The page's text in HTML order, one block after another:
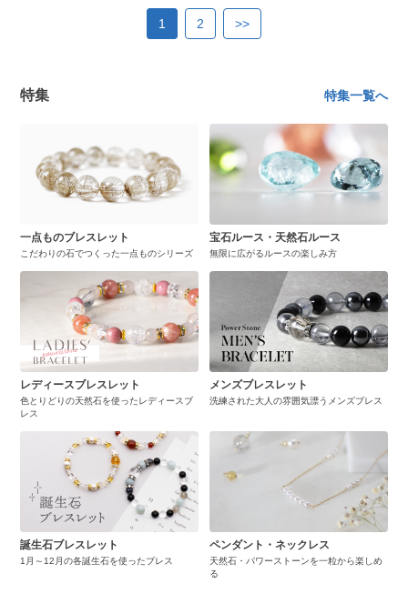
1 2 >>
特集 特集一覧へ
一点ものブレスレット
こだわりの石でつくった一点ものシリーズ
宝石ルース・天然石ルース
無限に広がるルースの楽しみ方
レディースブレスレット
色とりどりの天然石を使ったレディースブ
レス
メンズブレスレット
洗練された大人の雰囲気漂うメンズブレス
誕生石ブレスレット
1月～12月の各誕生石を使ったブレス
ペンダント・ネックレス
天然石・パワーストーンを一粒から楽しめ
る